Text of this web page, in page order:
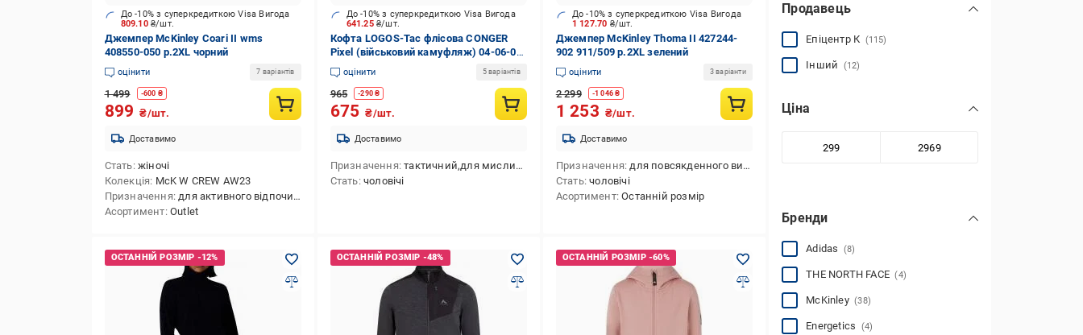
809.10 ₴/шт.
До -10% з суперкредиткою Visa Вигода
Джемпер McKinley Coari II wms
408550-050 р.2XL чорний
оцінити 7 варіантів
1 499 -600 ₴
899 ₴/шт.
Доставимо
Стать жіночі
Колекція McK W CREW AW23
Призначення для активного відпочинку
Асортимент Outlet
641.25₴/шт.
До -10% з суперкредиткою Visa Вигода
Кофта LOGOS-Tac флісова CONGER
Pixel (військовий камуфляж) 04-06-00-
0062 р.XXL піксель
оцінити 5 варіантів
965 -290 ₴
675 ₴/шт.
Доставимо
Призначення тактичний,для мисливства
Стать чоловічі
1 127.70 ₴/шт.
До -10% з суперкредиткою Visa Вигода
Джемпер McKinley Thoma II 427244-
902 911/509 р.2XL зелений
оцінити 3 варіанти
2 299 -1 046₴
1 253 ₴/шт.
Доставимо
Призначення для повсякденного використання
Стать чоловічі
Асортимент Останній розмір
Продавець
Епіцентр К (115)
Інший (12)
Ціна
Бренди
Adidas (8)
THE NORTH FACE(4)
McKinley(38)
Energetics (4)